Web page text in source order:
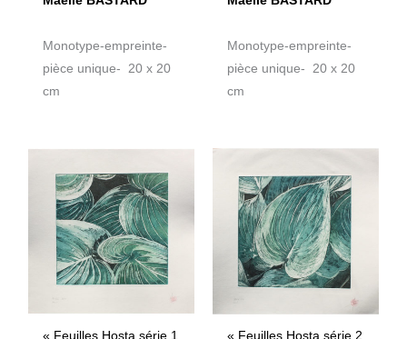
Monotype-empreinte-
pièce unique- 20 x 20
cm
Monotype-empreinte-
pièce unique- 20 x 20
cm
« Feuilles Hosta série 1
« Feuilles Hosta série 2